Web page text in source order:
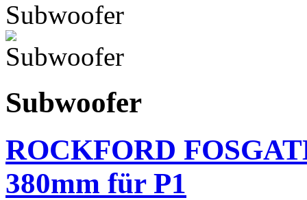
Subwoofer
ROCKFORD
380mm für P1